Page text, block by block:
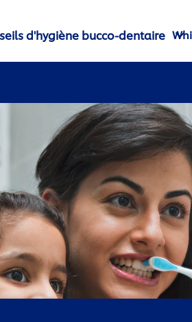
d'hygiène bucco-dentaire